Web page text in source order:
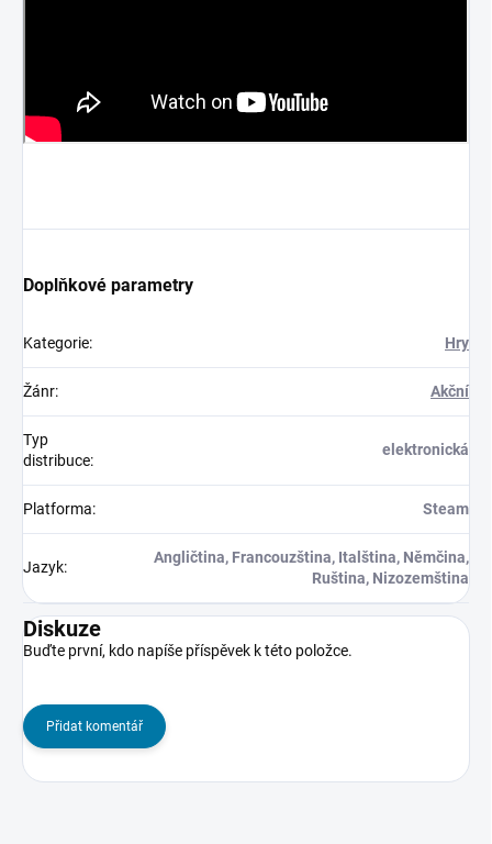
Doplňkové parametry
Kategorie: Hry
Žánr: Akční
Typ
distribuce:
elektronická
Platforma: Steam
Jazyk:
Angličtina, Francouzština, Italština, Němčina,
Ruština, Nizozemština
Diskuze
Buďte první, kdo napíše příspěvek k této položce.
Přidat komentář